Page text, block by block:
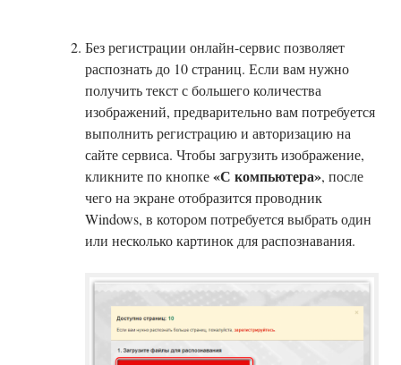
Без регистрации онлайн-сервис позволяет
распознать до 10 страниц. Если вам нужно
получить текст с большего количества
изображений, предварительно вам потребуется
выполнить регистрацию и авторизацию на
сайте сервиса. Чтобы загрузить изображение,
кликните по кнопке«С компьютера», после
чего на экране отобразится проводник
Windows, в котором потребуется выбрать один
или несколько картинок для распознавания.